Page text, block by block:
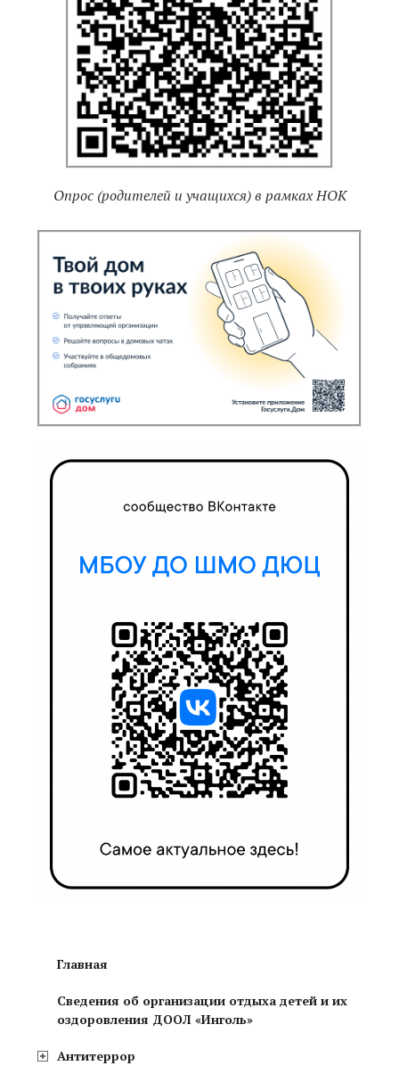
Опрос (родителей и учащихся) в рамках НОК
Главная
Сведения об организации отдыха детей и их
оздоровления ДООЛ «Инголь»
Антитеррор